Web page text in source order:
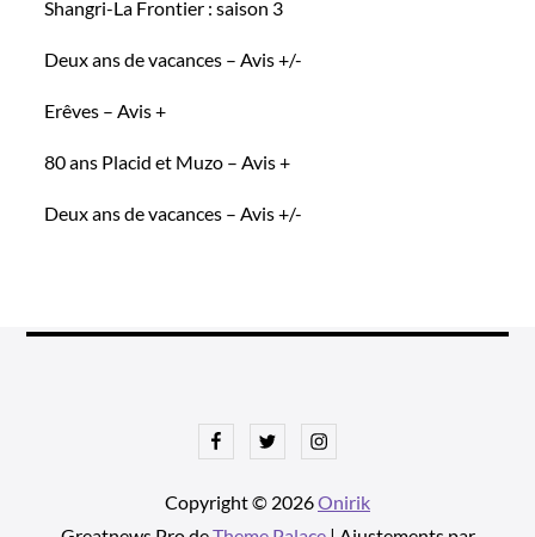
Shangri-La Frontier : saison 3
Deux ans de vacances – Avis +/-
Erêves – Avis +
80 ans Placid et Muzo – Avis +
Deux ans de vacances – Avis +/-
FacebookTwitterInstagram
Copyright © 2026Onirik